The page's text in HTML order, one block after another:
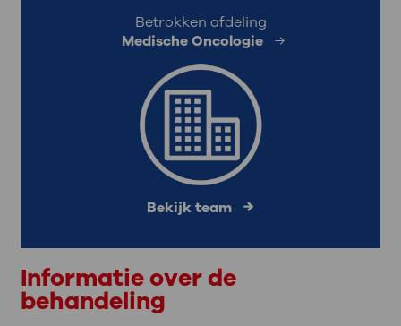
Betrokken afdeling
Medische Oncologie
Bekijk team
Informatie over de
behandeling